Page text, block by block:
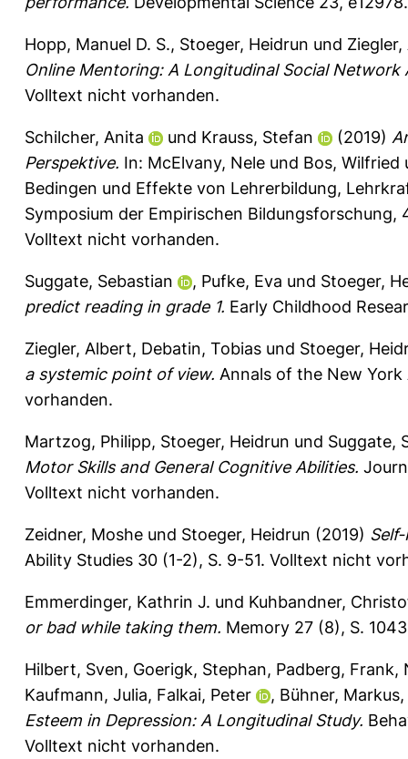
Hopp, Manuel D. S., Stoeger, Heidrun und
Online Mentoring: A Longitudinal Social Network
Volltext nicht vorhanden.
Schilcher, Anita und Krauss, Stefan (2019)
Perspektive. In: McElvany, Nele und Bos, Wilfried
Bedingen und Effekte von Lehrerbildung,
Symposium der Empirischen
Volltext nicht vorhanden.
Suggate, Sebastian , Pufke, Eva und Stoeger,
predict reading in grade 1. Early Childhood
Ziegler, Albert, Debatin, Tobias und Stoeger,
a systemic point of view. Annals of the New
vorhanden.
Martzog, Philipp, Stoeger, Heidrun und Suggate,
Motor Skills and General Cognitive Abilities.
Volltext nicht vorhanden.
Zeidner, Moshe und Stoeger, Heidrun (2019)
Ability Studies 30 (1-2), S. 9-51. Volltext nicht
Emmerdinger, Kathrin J. und Kuhbandner,
or bad while taking them. Memory 27 (8), S.
Hilbert, Sven, Goerigk, Stephan, Padberg, Frank,
Kaufmann, Julia, Falkai, Peter , Bühner, Markus,
Esteem in Depression: A Longitudinal Study.
Volltext nicht vorhanden.